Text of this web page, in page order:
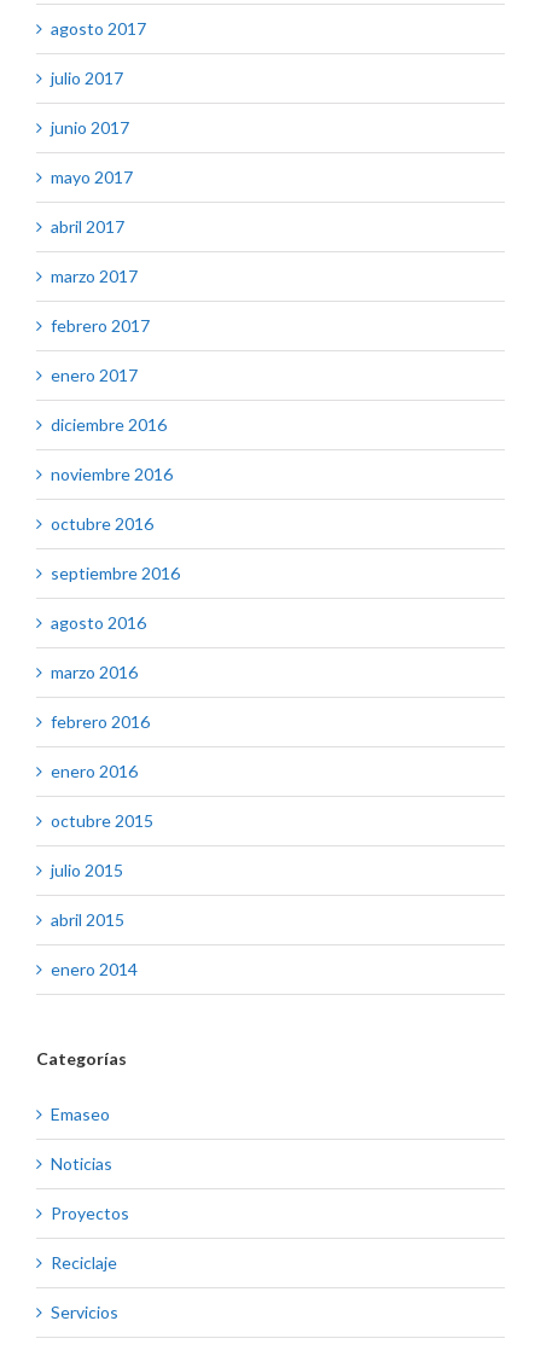
agosto 2017
julio 2017
junio 2017
mayo 2017
abril 2017
marzo 2017
febrero 2017
enero 2017
diciembre 2016
noviembre 2016
octubre 2016
septiembre 2016
agosto 2016
marzo 2016
febrero 2016
enero 2016
octubre 2015
julio 2015
abril 2015
enero 2014
Categorías
Emaseo
Noticias
Proyectos
Reciclaje
Servicios